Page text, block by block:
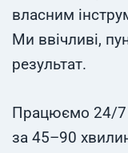
власним
Ми ввічливі,
результат.
Працюємо 24/7
за 45–90